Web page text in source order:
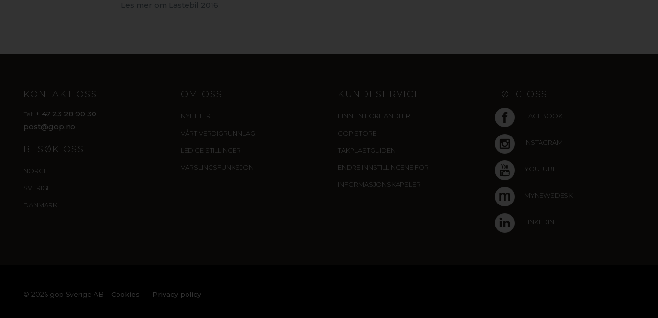
Les mer om Lastebil 2016
KONTAKT OSS
Tel: + 47 23 28 90 30
post@gop.no
BESØK OSS
NORGE
SVERIGE
DANMARK
OM OSS
NYHETER
VÅRT VERDIGRUNNLAG
LEDIGE STILLINGER
VARSLINGSFUNKSJON
KUNDESERVICE
FINN EN FORHANDLER
GOP STORE
TAKPLASTGUIDEN
ENDRE INNSTILLINGENE FOR
INFORMASJONSKAPSLER
FØLG OSS
FACEBOOK
INSTAGRAM
YOUTUBE
MYNEWSDESK
LINKEDIN
© 2026 gop Sverige AB Cookies Privacy policy